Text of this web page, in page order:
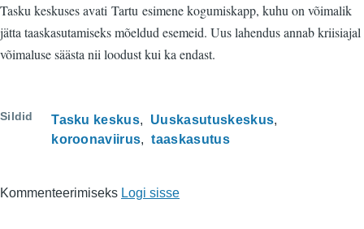
Tasku keskuses avati Tartu esimene kogumiskapp, kuhu on võimalik
jätta taaskasutamiseks mõeldud esemeid. Uus lahendus annab kriisiajal
võimaluse säästa nii loodust kui ka endast.
Sildid Tasku keskus
Uuskasutuskeskus
koroonaviirus
taaskasutus
Kommenteerimiseks Logi sisse